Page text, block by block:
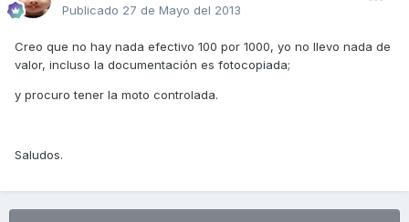
Publicado 27 de Mayo del 2013
Creo que no hay nada efectivo 100 por 1000, yo no llevo nada de
valor, incluso la documentación es fotocopiada;
y procuro tener la moto controlada.
Saludos.